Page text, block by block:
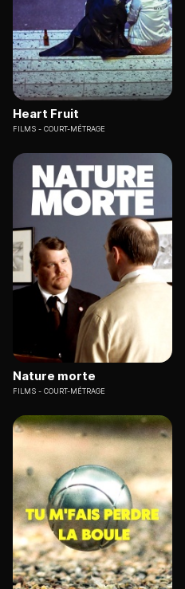
Heart Fruit
FILMS COURT-MÉTRAGE
Nature morte
FILMS COURT-MÉTRAGE